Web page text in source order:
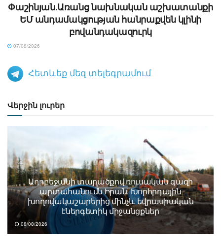
Փաշինյան.Առանց նախնական աշխատանքի
ԵՄ անդամակցության հանրաքվեն կլինի
բովանդակազուրկ
07/08/2026
Հետևեք մեզ տելեգրամում
Վերջին լուրեր
Ադրբեջանի տարածքով ռուսական գազի
արտահանումն Իրան. Խորհրդային
խողովակաշարերից մինչև եվրասիական
էներգետիկ միջանցքներ
08/08/2026